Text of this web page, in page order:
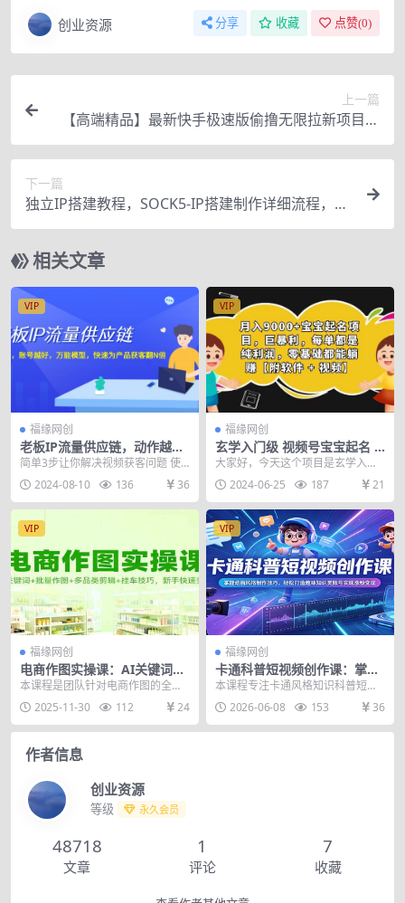
创业资源 分享 收藏 点赞(0)
上一篇
【高端精品】最新快手极速版偷撸无限拉新项目，
一个人头30块。多号多撸
下一篇
独立IP搭建教程，SOCK5-IP搭建制作详细流程，散
人工作室必备技能
相关文章
VIP
福缘网创
老板IP流量供应链，动作越少
账号越好，万能模型快速为产
品获客翻N倍！
简单3步让你解决视频获客问题 使
用拿来就能用的万能模型，快速为
产品获客翻N倍 在...
2024-08-10 136 36
VIP
福缘网创
玄学入门级 视频号宝宝起名 0
成本 一单268 每天轻松1000+
大家好，今天这个项目是玄学入门
级的，不会看八字，不懂六爻的也
可以做，那就是给宝宝...
2024-06-25 187 21
VIP
福缘网创
电商作图实操课：AI关键词
+批量作图+多品类剪辑+挂车
本课程是团队针对电商作图的全链
路实操课程，聚焦抖音挂车作品的
视觉创作与运营技巧。...
2025-11-30 112 24
VIP
福缘网创
卡通科普短视频创作课：掌握
动画风格制作技巧，轻松打造
本课程专注卡通风格知识科普短视
频制作，适合想要入局科普赛道、
打造趣味内容的创作者...
2026-06-08 153 36
作者信息
创业资源
等级 永久会员
48718
文章
1
评论
7
收藏